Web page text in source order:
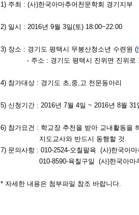
1) 주최 : (사)한국아마추어천문학회 경기지부
2) 일시 : 2016년 9월 3일(토) 18:00~22:00
3) 장소 : 경기도 평택시 무봉산청소년 수련원 (
- 주소 : 경기도 평택시 진위면 진위로
4) 참가대상 : 경기도 초,중,고 천문동아리
5) 신청기간 : 2016년 7월 4일 ~ 2016년 8월 31
6) 참가요건 : 학교장 추천을 받아 교내활동을
지도교사와 반드시 동행할 것.
7) 문의사항 : 010-2524-오칠팔육 (사)한국아
010-8590-육칠구일 (사)한국아마추어
* 자세한 내용은 첨부파일 참조 바랍니다.